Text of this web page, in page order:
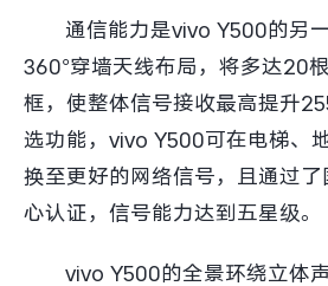
通信能力是vivo Y500的另
360°穿墙天线布局，将多达20
框，使整体信号接收最高提升
选功能，vivo Y500可在电梯、
换至更好的网络信号，且通过
心认证，信号能力达到五星级。
vivo Y500的全景环绕立体